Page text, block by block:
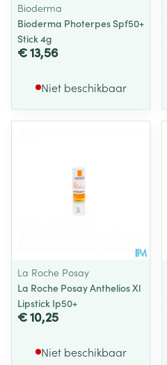
Bioderma
Bioderma Photerpes Spf50+
Stick 4g
€ 13,56
Niet beschikbaar
La Roche Posay
La Roche Posay Anthelios Xl
Lipstick Ip50+
€ 10,25
Niet beschikbaar